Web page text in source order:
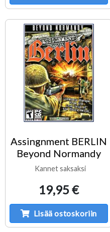
Assingnment BERLIN
Beyond Normandy
Kannet saksaksi
19,95 €
Lisää ostoskoriin